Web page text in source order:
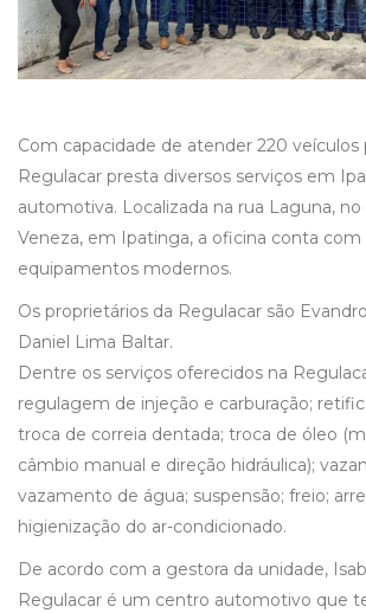
Com capacidade de atender 220 veículos
Regulacar presta diversos serviços em
automotiva. Localizada na rua Laguna, no
Veneza, em Ipatinga, a oficina conta com
equipamentos modernos.
Os proprietários da Regulacar são
Daniel Lima Baltar.
Dentre os serviços oferecidos na
regulagem de injeção e carburação;
troca de correia dentada; troca de óleo
câmbio manual e direção hidráulica);
vazamento de água; suspensão; freio;
higienização do ar-condicionado.
De acordo com a gestora da unidade,
Regulacar é um centro automotivo que